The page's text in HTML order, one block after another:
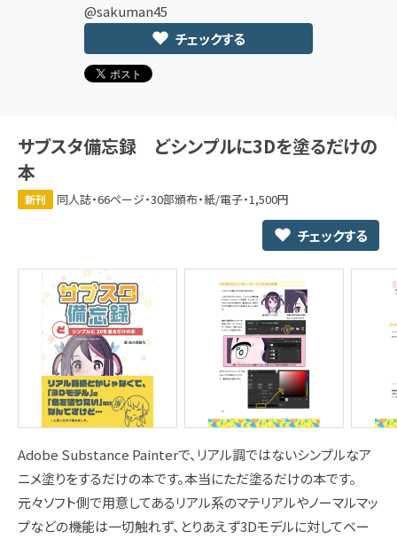
@sakuman45
チェックする
サブスタ備忘録 どシンプルに3Dを塗るだけの
本
新刊 同人誌・66ページ・30部頒布・紙/電子・1,500円
チェックする
Adobe Substance Painterで、リアル調ではないシンプルなア
ニメ塗りをするだけの本です。本当にただ塗るだけの本です。
元々ソフト側で用意してあるリアル系のマテリアルやノーマルマッ
プなどの機能は一切触れず、とりあえず3Dモデルに対してベー